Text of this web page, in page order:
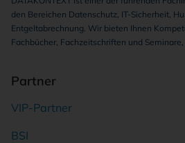
den Bereichen Datenschutz, IT-Sicherheit,
Entgeltabrechnung. Wir bieten Ihnen
Fachbücher, Fachzeitschriften und
Partner
VIP-Partner
BSI